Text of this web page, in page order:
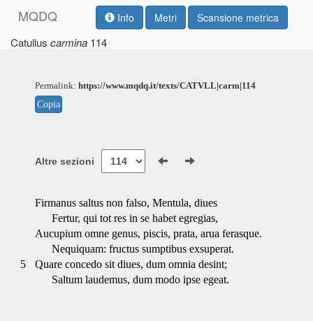
MQDQ Info Metri Scansione metrica
Catullus carmina 114
Permalink: https://www.mqdq.it/texts/CATVLL|carm|114
Copia
Altre sezioni
Firmanus saltus non falso, Mentula, diues
Fertur, qui tot res in se habet egregias,
Aucupium omne genus, piscis, prata, arua ferasque.
Nequiquam: fructus sumptibus exsuperat.
5
Quare concedo sit diues, dum omnia desint;
Saltum laudemus, dum modo ipse egeat.